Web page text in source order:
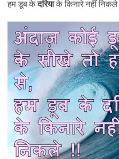
हम डूब केदरियाके किनारे नहीं निकले